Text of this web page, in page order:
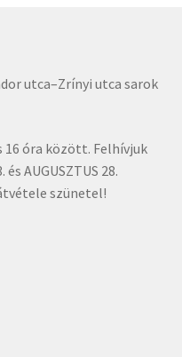
utca–Zrínyi utca sarok
óra között. Felhívjuk
AUGUSZTUS 28.
szünetel!